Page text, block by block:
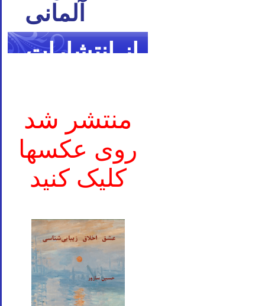
آلمانی
از انتشارات
منتشر شد
روی عکسها
کلیک کنید